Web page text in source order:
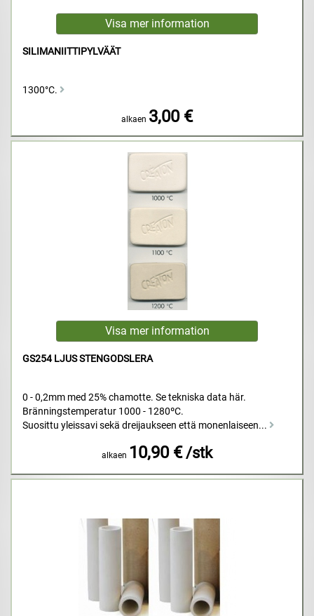
SILIMANIITTIPYLVÄÄT
1300°C.
alkaen 3,00 €
GS254 LJUS STENGODSLERA
0 - 0,2mm med 25% chamotte. Se tekniska data här.
Bränningstemperatur 1000 - 1280ºC.
Suosittu yleissavi sekä dreijaukseen että monenlaiseen...
alkaen 10,90 € /stk